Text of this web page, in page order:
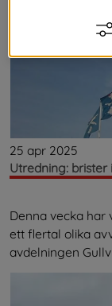
25 apr 2025
Utredning: brister
Denna vecka
ett flertal olika
avdelningen